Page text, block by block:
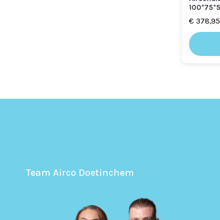
€ 378,95
Team Airco Doetinchem